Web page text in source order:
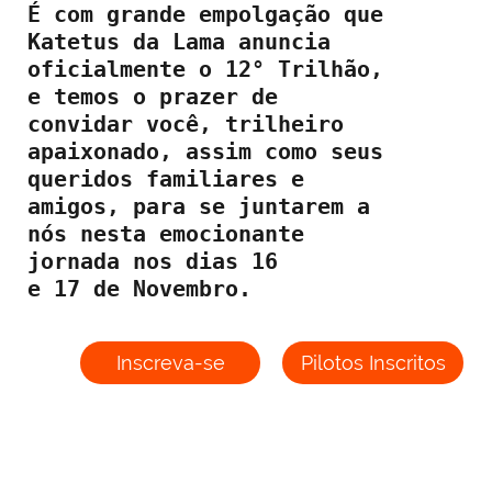
É com grande empolgação que
Katetus da Lama anuncia
oficialmente o 12° Trilhão,
e temos o prazer de
convidar você, trilheiro
apaixonado, assim como seus
queridos familiares e
amigos, para se juntarem a
nós nesta emocionante
jornada nos dias 16
e 17 de Novembro.
Pilotos Inscritos
Inscreva-se